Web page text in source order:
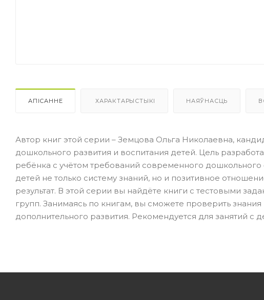
АПІСАННЕ ХАРАКТАРЫСТЫКІ НАЯЎНАСЦЬ
Автор книг этой серии – Земцова Ольга Николаевна,
дошкольного развития и воспитания детей. Цель
ребёнка с учётом требований современного
детей не только систему знаний, но и позитивное
результат. В этой серии вы найдёте книги с тестовыми
групп. Занимаясь по книгам, вы сможете проверить
дополнительного развития. Рекомендуется для занятий с